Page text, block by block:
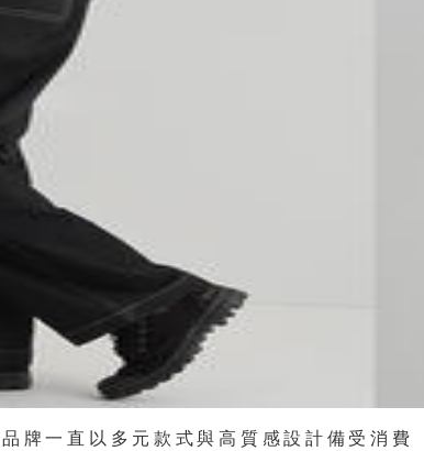
牌一直以多元款式與高質感設計備受消費